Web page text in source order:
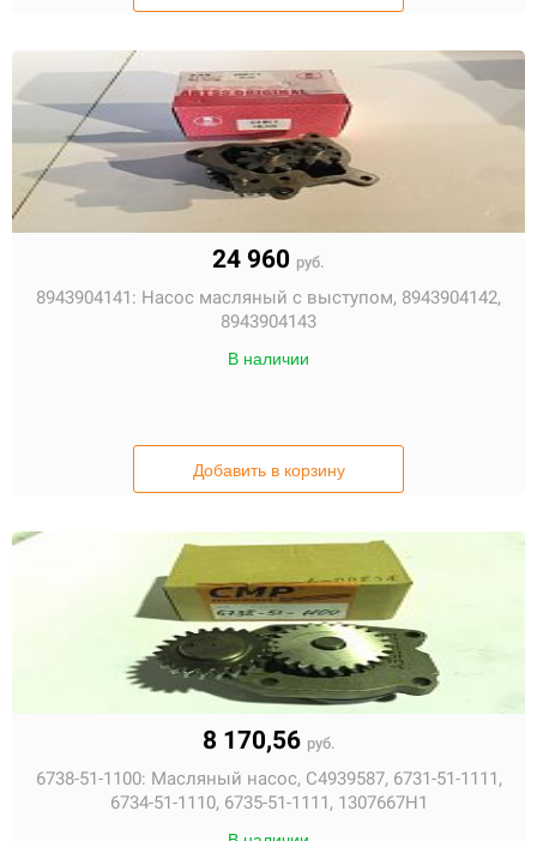
24 960 руб.
8943904141: Насос масляный с выступом, 8943904142,
8943904143
В наличии
Добавить в корзину
8 170,56 руб.
6738-51-1100: Масляный насос, C4939587, 6731-51-1111,
6734-51-1110, 6735-51-1111, 1307667H1